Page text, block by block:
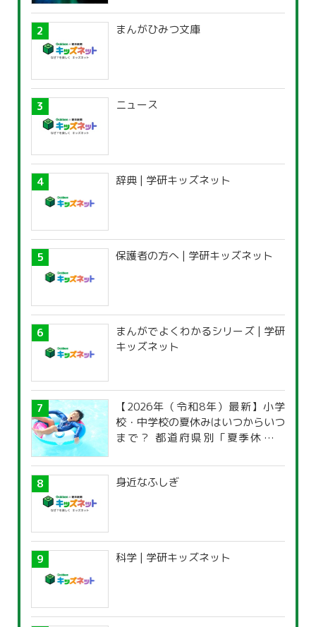
まんがひみつ文庫
ニュース
辞典 | 学研キッズネット
保護者の方へ | 学研キッズネット
まんがでよくわかるシリーズ | 学研
キッズネット
【2026年（令和8年）最新】小学
校・中学校の夏休みはいつからいつ
まで？ 都道府県別「夏季休暇一
身近なふしぎ
科学 | 学研キッズネット